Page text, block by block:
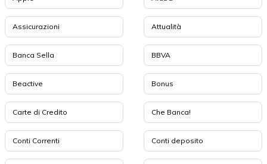
Assicurazioni Attualità
Banca Sella BBVA
Beactive Bonus
Carte di Credito Che Banca!
Conti Correnti Conti deposito